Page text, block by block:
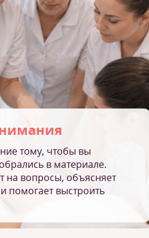
тому, чтобы вы
в материале.
на вопросы, объясняет
помогает выстроить